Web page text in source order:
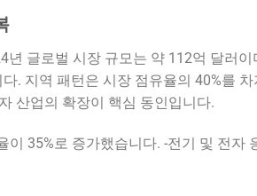
글로벌 시장 규모는 약 112억 달러이
. 지역 패턴은 시장 점유율의 40%를
산업의 확장이 핵심 동인입니다.
35%로 증가했습니다. -전기 및 전자